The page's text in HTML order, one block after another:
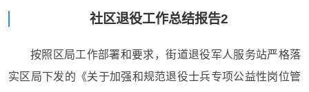
社区退役工作总结报告2
按照区局工作部署和要求，街道退役军人服务站严格落
实区局下发的《关于加强和规范退役士兵专项公益性岗位管